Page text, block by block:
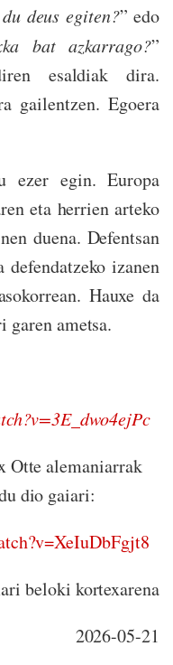
deus egiten?” edo
bat azkarrago?”
esaldiak dira.
gailentzen. Egoera
ezer egin. Europa
eta herrien arteko
duena. Defentsan
izanen
Hauxe da
garen ametsa.
Otte alemaniarrak
dio gaiari:
beloki kortexarena
2026-05-21